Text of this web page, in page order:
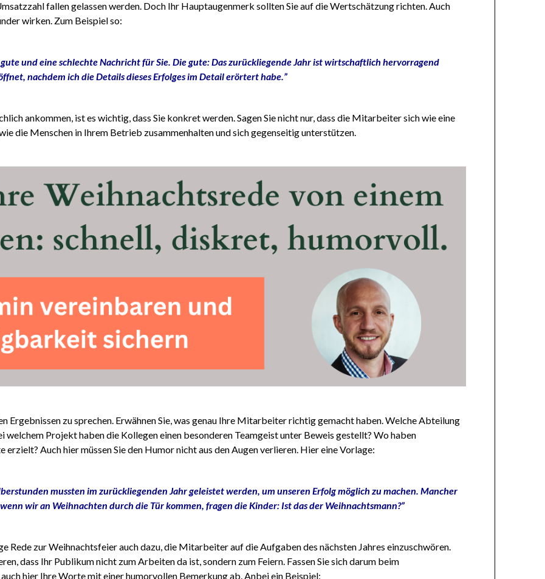
fallen gelassen werden. Doch Ihr Hauptaugenmerk sollten Sie auf die Wertschätzung richten. Auch
wirken. Zum Beispiel so:
und eine schlechte Nachricht für Sie. Die gute: Das zurückliegende Jahr ist wirtschaftlich hervorragend
nachdem ich die Details dieses Erfolges im Detail erörtert habe.”
ankommen, ist es wichtig, dass Sie konkret werden. Sagen Sie nicht nur, dass die Mitarbeiter sich wie eine
die Menschen in Ihrem Betrieb zusammenhalten und sich gegenseitig unterstützen.
Ergebnissen zu sprechen. Erwähnen Sie, was genau Ihre Mitarbeiter richtig gemacht haben. Welche Abteilung
welchem Projekt haben die Kollegen einen besonderen Teamgeist unter Beweis gestellt? Wo haben
Auch hier müssen Sie den Humor nicht aus den Augen verlieren. Hier eine Vorlage:
mussten im zurückliegenden Jahr geleistet werden, um unseren Erfolg möglich zu machen. Mancher
wir an Weihnachten durch die Tür kommen, fragen die Kinder: Ist das der Weihnachtsmann?”
Rede zur Weihnachtsfeier auch dazu, die Mitarbeiter auf die Aufgaben des nächsten Jahres einzuschwören.
dass Ihr Publikum nicht zum Arbeiten da ist, sondern zum Feiern. Fassen Sie sich darum beim
hier Ihre Worte mit einer humorvollen Bemerkung ab. Anbei ein Beispiel: